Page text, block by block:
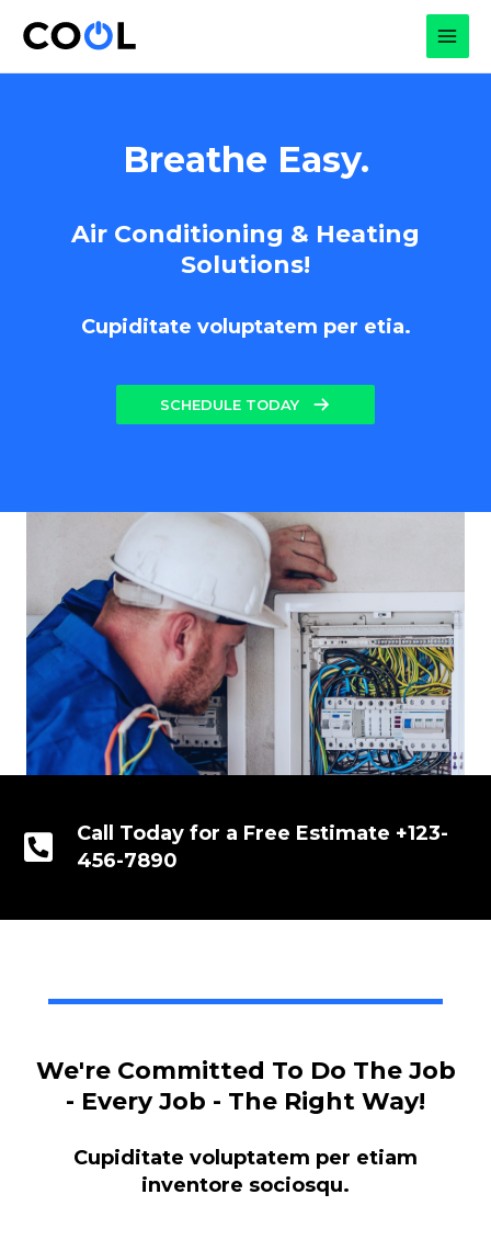
Breathe Easy.
Air Conditioning & Heating
Solutions!
Cupiditate voluptatem per etia.
SCHEDULE TODAY
Call Today for a Free Estimate +123-
456-7890
We're Committed To Do The Job
- Every Job - The Right Way!
Cupiditate voluptatem per etiam
inventore sociosqu.